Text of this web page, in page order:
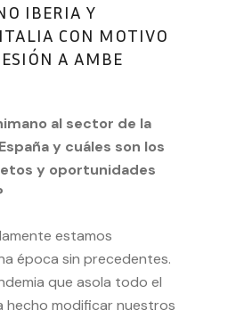
IBERIA Y
CON MOTIVO
A AMBE
al sector de la
y cuáles son los
y oportunidades
estamos
época sin precedentes.
que asola todo el
hecho modificar nuestros